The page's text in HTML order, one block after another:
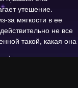
утешение.
за мягкости в ее
не все
такой, какая она